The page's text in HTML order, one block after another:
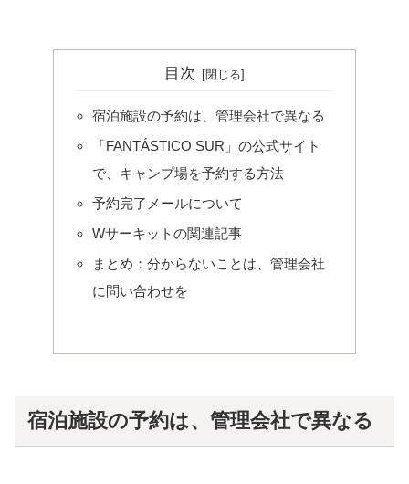
目次
宿泊施設の予約は、管理会社で異なる
「FANTÁSTICO SUR」の公式サイト
で、キャンプ場を予約する方法
予約完了メールについて
Wサーキットの関連記事
まとめ：分からないことは、管理会社
に問い合わせを
宿泊施設の予約は、管理会社で異なる